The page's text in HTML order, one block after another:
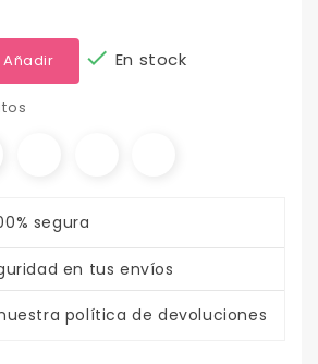
Añadir  En stock
segura
en tus envíos
política de devoluciones